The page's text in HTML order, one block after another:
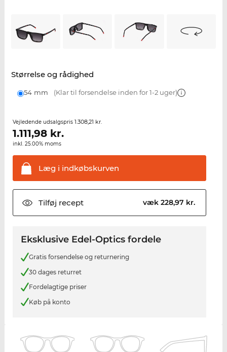
Størrelse og rådighed
54 mm (Klar til forsendelse inden for 1-2 uger)
Vejledende udsalgspris 1.308,21 kr.
1.111,98kr.
inkl. 25.00% moms
Læg i indkøbskurven
Tilføj recept væk 228,97 kr.
Eksklusive Edel-Optics fordele
Gratis forsendelse og returnering
30 dages returret
Fordelagtige priser
Køb på konto